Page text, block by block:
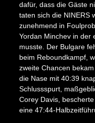
dafür, dass die Gäste
taten sich die NINERS
zunehmend in
Yordan Minchev in der
musste. Der Bulgare
beim Reboundkampf,
zweite Chancen
die Nase mit 40:39
Schlussspurt,
Corey Davis,
eine 47:44-